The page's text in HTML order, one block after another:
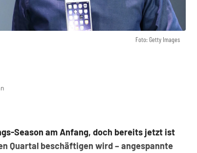
Foto: Getty Images
Season am Anfang, doch bereits jetzt ist
Quartal beschäftigen wird – angespannte